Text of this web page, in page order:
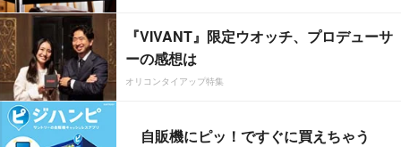
『VIVANT』限定ウオッチ、プロデューサ
ーの感想は
オリコンタイアップ特集
自販機にピッ！ですぐに買えちゃう